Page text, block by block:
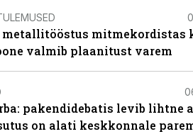
metallitööstus mitmekordistas
valmib plaanitust varem
pakendidebatis levib lihtne
on alati keskkonnale